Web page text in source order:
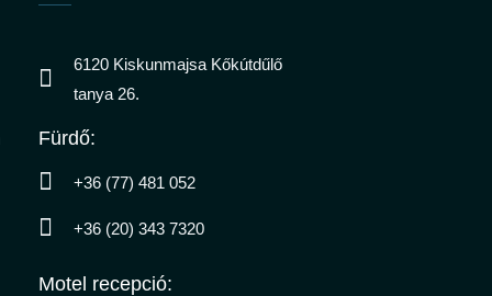
6120 Kiskunmajsa Kőkútdűlő
tanya 26.
Fürdő:
+36 (77) 481 052
+36 (20) 343 7320
Motel recepció: